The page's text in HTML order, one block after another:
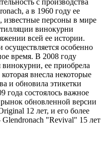
а в 1960 году ее
персоны в мире
винокурни
всей ее истории.
особенно
время. В 2008 году
ее приобрела
внесла некоторые
и обновила этикетки
года состоялось важное
обновленной версии
12 лет, и его более
"Revival" 15 лет